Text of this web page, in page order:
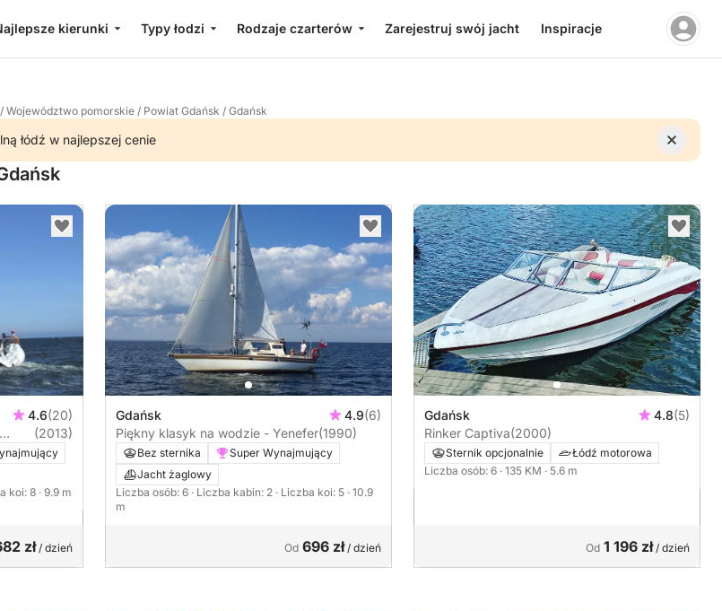
kierunki Typy łodzi Rodzaje czarterów Zarejestruj swój jacht Inspiracje
/ Województwo pomorskie / Powiat Gdańsk / Gdańsk
łódź w najlepszej cenie
4.6(20)
(2013)
koi: 8 · 9.9 m
zł/ dzień
Gdańsk 4.9(6)
Piękny klasyk na wodzie - Yenefer(1990)
Bez sternika
Super Wynajmujący
Jacht żaglowy
Liczba osób: 6 · Liczba kabin: 2 · Liczba koi: 5 · 10.9
m
Od 696 zł/ dzień
Gdańsk 4.8(5)
Rinker Captiva(2000)
Sternik opcjonalnie
Łódź motorowa
Liczba osób: 6 · 135 KM · 5.6 m
Od 1 196 zł/ dzień